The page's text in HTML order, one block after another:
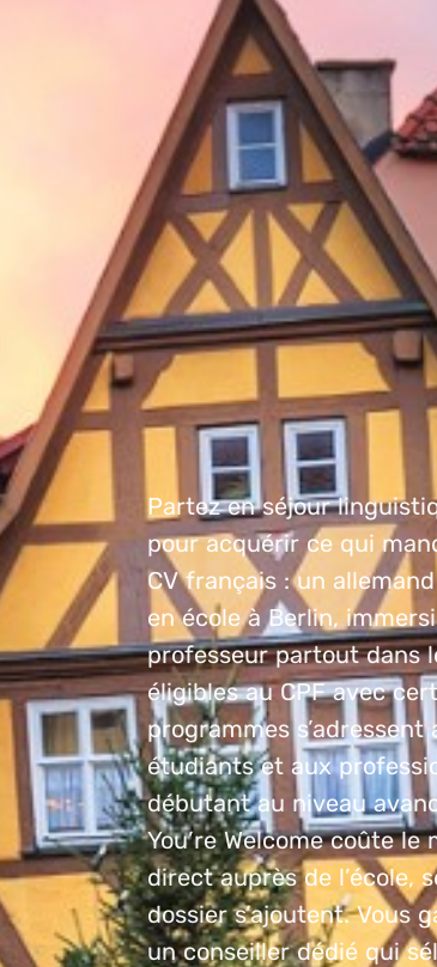
Partez en séjour
pour acquérir ce qui
CV français : un
en école à Berlin,
professeur partout dans
éligibles au CPF avec
programmes
étudiants et aux
débutant au niveau
You’re Welcome coûte le
direct auprès de l’école,
dossier s’ajoutent. Vous
un conseiller dédié qui